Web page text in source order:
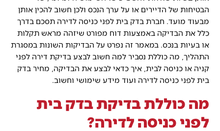
הבטיחות של הדיירים או על ערך הנכס ולכן חשוב להכין אותן
מבעוד מועד. חברת בדק בית לפני כניסה לדירה תסכם בדרך
כלל את הבדיקה באמצעות דוח מפורט שיזהה מראש תקלות
או בעיות בנכס. במאמר זה נפרט על הבדיקות השונות במסגרת
התהליך, מה כוללת נסביר למה חשוב לבצע בדיקת דירה לפני
קניה או כניסה לבית, איך כדאי לבצע את הבדיקה, מחיר בדק
בית לפני כניסה לדירה ועוד מידע שימושי וחשוב.
מה כוללת בדיקת בדק בית
לפני כניסה לדירה?